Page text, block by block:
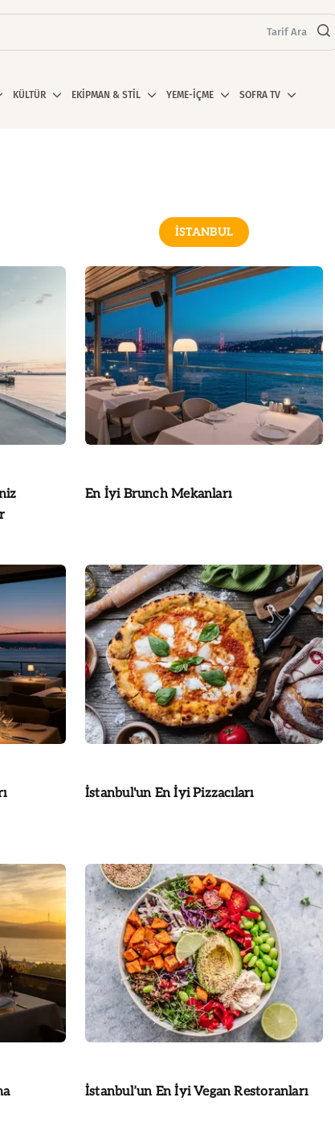
Tarif Ara
KÜLTÜR EKİPMAN & STİL YEME-İÇME SOFRA TV
İSTANBUL
En İyi Brunch Mekanları
İstanbul'un En İyi Pizzacıları
İstanbul’un En İyi Vegan Restoranları